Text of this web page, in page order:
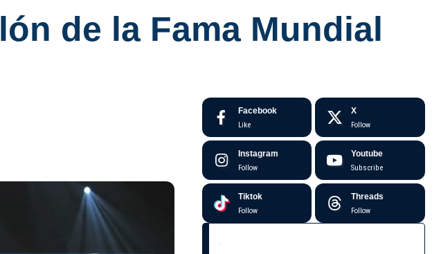
de la Fama Mundial
Facebook
Like
X
Follow
Instagram
Follow
Youtube
Subscribe
Tiktok
Follow
Threads
Follow